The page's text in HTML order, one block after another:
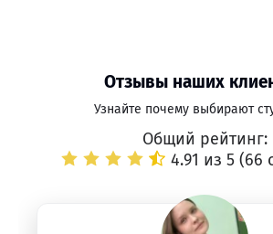
Отзывы наших
Узнайте почему выбирают
Общий рейтинг:
4.91 из 5 (66